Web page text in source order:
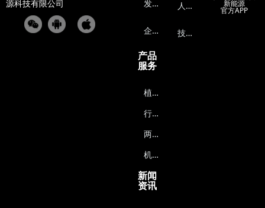
源科技有限公司
发
展历程
企
业文化
植
保无人机能源系统
行
业无人机能源系统
两
轮车能源系统
机
器人能源系统
产品
服务
新闻
资讯
人
才招聘
技
术支持
新能源
官方APP